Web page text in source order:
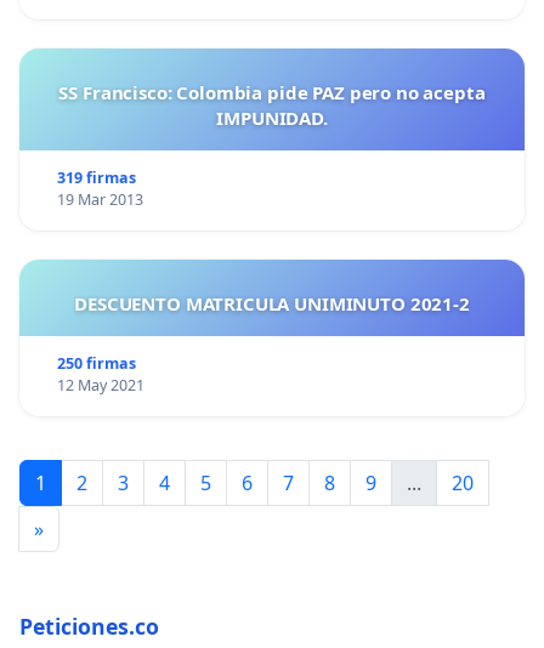
SS Francisco: Colombia pide PAZ pero no acepta
IMPUNIDAD.
319 firmas
19 Mar 2013
DESCUENTO MATRICULA UNIMINUTO 2021-2
250 firmas
12 May 2021
1 2 3 4 5 6 7 8 9 ...
20
»
Peticiones.co